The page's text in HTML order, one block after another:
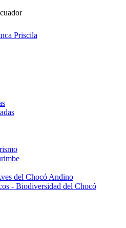
del Chocó Andino
- Biodiversidad del Chocó